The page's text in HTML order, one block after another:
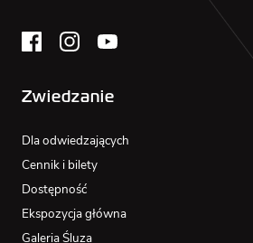
Zwiedzanie
Dla odwiedzających
Cennik i bilety
Dostępność
Ekspozycja główna
Galeria Śluza